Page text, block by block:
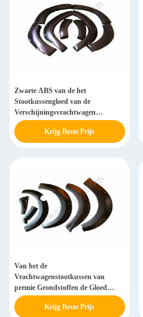
Zwarte ABS van de het
Stootkussengloed van de
Verschijningsvrachtwagen
Kunststof voor Toyota Fortuner
Krijg Beste Prijs
Van het de
Vrachtwagenstootkussen van
premie Grondstoffen de Gloed
Zwarte Kleur voor Mazda BT-50
Krijg Beste Prijs